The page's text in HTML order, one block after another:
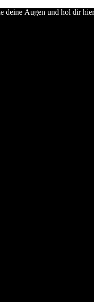
deine Augen und hol dir